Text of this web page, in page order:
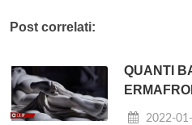
Post correlati:
QUANTI
2022-